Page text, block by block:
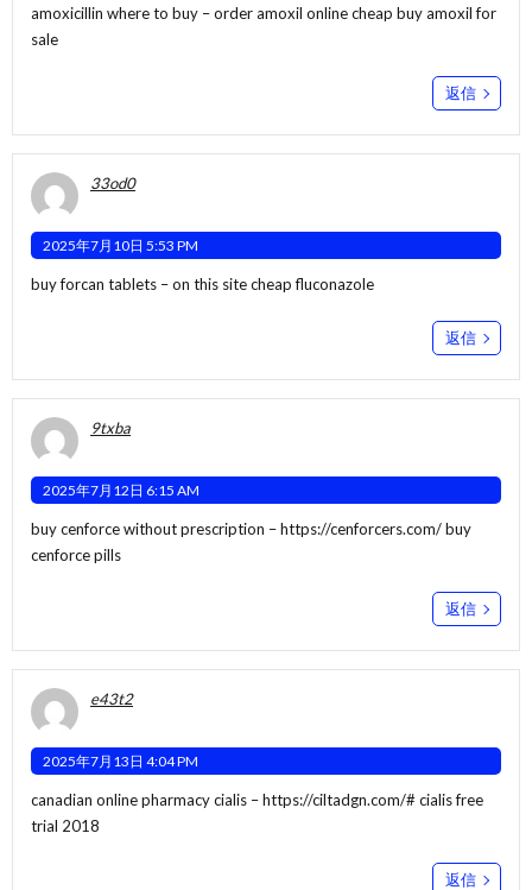
amoxicillin where to buy –order amoxil online cheap buy amoxil for
sale
返信
33od0
2025年7月10日 5:53 PM
buy forcan tablets –on this sitecheap fluconazole
返信
9txba
2025年7月12日 6:15 AM
buy cenforce without prescription –https://cenforcers.com/buy
cenforce pills
返信
e43t2
2025年7月13日 4:04 PM
canadian online pharmacy cialis –https://ciltadgn.com/# cialis free
trial 2018
返信